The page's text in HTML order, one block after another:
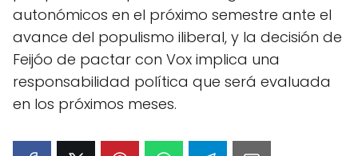
autonómicos en el próximo semestre ante el
avance del populismo iliberal, y la decisión de
Feijóo de pactar con Vox implica una
responsabilidad política que será evaluada
en los próximos meses.